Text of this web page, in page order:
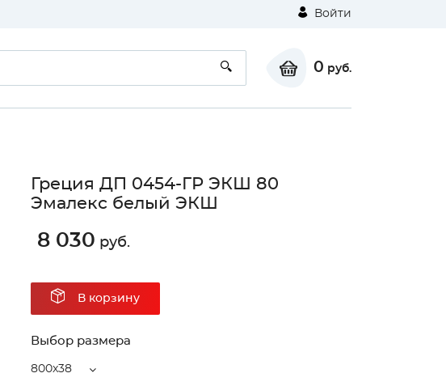
Войти
0 руб.
Греция ДП 0454-ГР ЭКШ 80
Эмалекс белый ЭКШ
8 030 руб.
В корзину
Выбор размера
800x38